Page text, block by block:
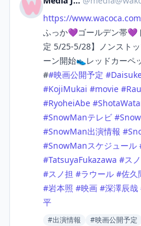
https://www.
ふっか💜ゴールデン帯
定 5/25-5/28】ノンスト
ーン開始👟レッドカー
##映画公開予定 #
#KojiMukai #movie #
#RyoheiAbe #
#SnowManテレビ #
#SnowMan出演情報 #
#SnowManスケジュール
#TatsuyaFukazawa #ス
#スノ担 #ラウール #佐久
#岩本照 #映画 #深澤辰哉
平
#出演情報 #映画公開予定